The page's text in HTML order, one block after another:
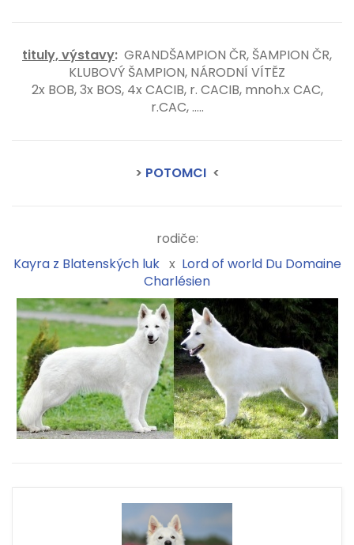
tituly, výstavy: GRANDŠAMPION ČR, ŠAMPION ČR,
KLUBOVÝ ŠAMPION, NÁRODNÍ VÍTĚZ
2x BOB, 3x BOS, 4x CACIB, r. CACIB, mnoh.x CAC,
r.CAC, .....
> POTOMCI <
rodiče:
Kayra z Blatenských lukx Lord of world Du Domaine
Charlésien